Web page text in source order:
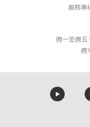
服務專
週一至週五
週